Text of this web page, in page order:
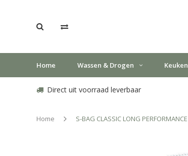
Home Wassen & Drogen Keuken
Direct uit voorraad leverbaar
Home S-BAG CLASSIC LONG PERFORMANCE